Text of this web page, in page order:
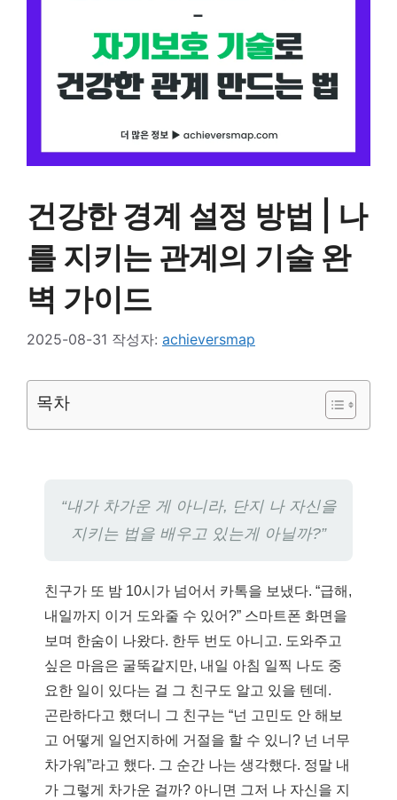
건강한 경계 설정 방법 | 나
를 지키는 관계의 기술 완
벽 가이드
2025-08-31 작성자: achieversmap
목차
“내가 차가운 게 아니라, 단지 나 자신을
지키는 법을 배우고 있는게 아닐까?”
친구가 또 밤 10시가 넘어서 카톡을 보냈다. “급해,
내일까지 이거 도와줄 수 있어?” 스마트폰 화면을
보며 한숨이 나왔다. 한두 번도 아니고. 도와주고
싶은 마음은 굴뚝같지만, 내일 아침 일찍 나도 중
요한 일이 있다는 걸 그 친구도 알고 있을 텐데.
곤란하다고 했더니 그 친구는 “넌 고민도 안 해보
고 어떻게 일언지하에 거절을 할 수 있니? 넌 너무
차가워”라고 했다. 그 순간 나는 생각했다. 정말 내
가 그렇게 차가운 걸까? 아니면 그저 나 자신을 지